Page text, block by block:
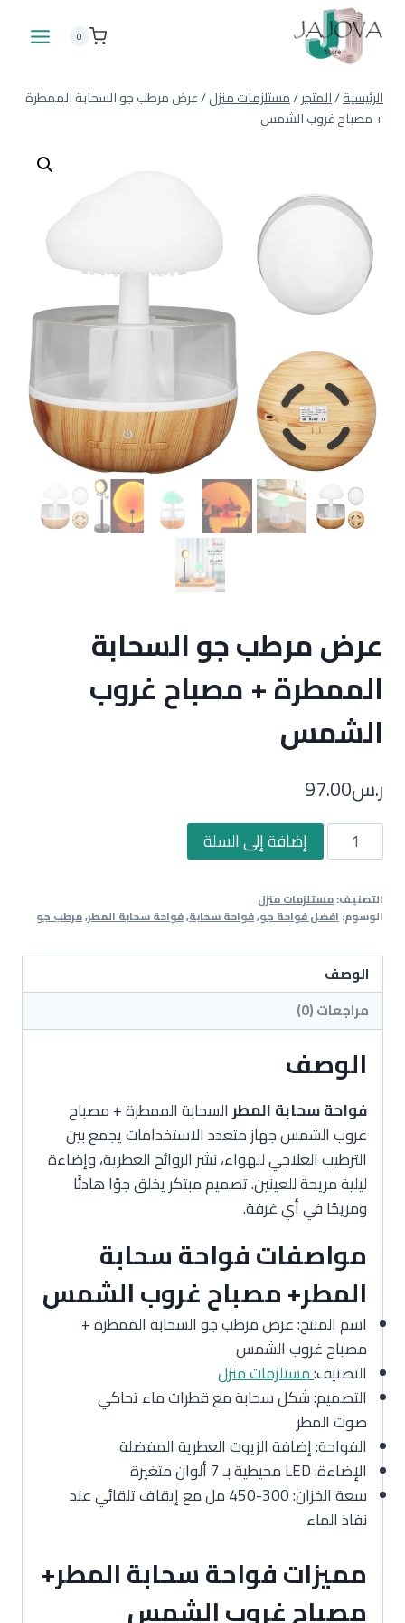
المحتوى
0
الرئيسية/المتجر/مستلزمات منزل/عرض مرطب جو السحابة الممطرة
+ مصباح غروب الشمس
عرض مرطب جو السحابة
الممطرة + مصباح غروب
الشمس
ر.س97.00
كمية
عرض
جو
السحابة
الممطرة
مصباح
غروب
الشمس
إضافة إلى السلة
التصنيف:مستلزمات منزل
الوسوم:افضل فواحة جو,فواحة سحابة,فواحة سحابة المطر,مرطب جو
الوصف
مراجعات (0)
الوصف
فواحة سحابة المطرالسحابة الممطرة + مصباح
غروب الشمس جهاز متعدد الاستخدامات يجمع بين
الترطيب العلاجي للهواء، نشر الروائح العطرية، وإضاءة
ليلية مريحة للعينين. تصميم مبتكر يخلق جوًا هادئًا
ومريحًا في أي غرفة.
مواصفات فواحة سحابة
المطر+ مصباح غروب الشمس
اسم المنتج: عرض مرطب جو السحابة الممطرة +
مصباح غروب الشمس
التصنيف:مستلزمات منزل
التصميم: شكل سحابة مع قطرات ماء تحاكي
صوت المطر
الفواحة: إضافة الزيوت العطرية المفضلة
الإضاءة: LED محيطية بـ 7 ألوان متغيرة
سعة الخزان: 300-450 مل مع إيقاف تلقائي عند
نفاذ الماء
مميزات فواحة سحابة المطر+
مصباح غروب الشمس